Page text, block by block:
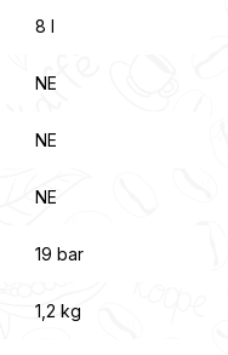
8 l
NE
NE
NE
19 bar
1,2 kg